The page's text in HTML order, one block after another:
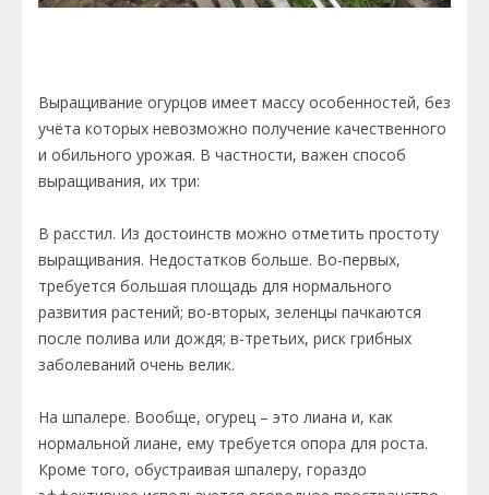
Выращивание огурцов имеет массу особенностей, без
учёта которых невозможно получение качественного
и обильного урожая. В частности, важен способ
выращивания, их три:
В расстил. Из достоинств можно отметить простоту
выращивания. Недостатков больше. Во-первых,
требуется большая площадь для нормального
развития растений; во-вторых, зеленцы пачкаются
после полива или дождя; в-третьих, риск грибных
заболеваний очень велик.
На шпалере. Вообще, огурец – это лиана и, как
нормальной лиане, ему требуется опора для роста.
Кроме того, обустраивая шпалеру, гораздо